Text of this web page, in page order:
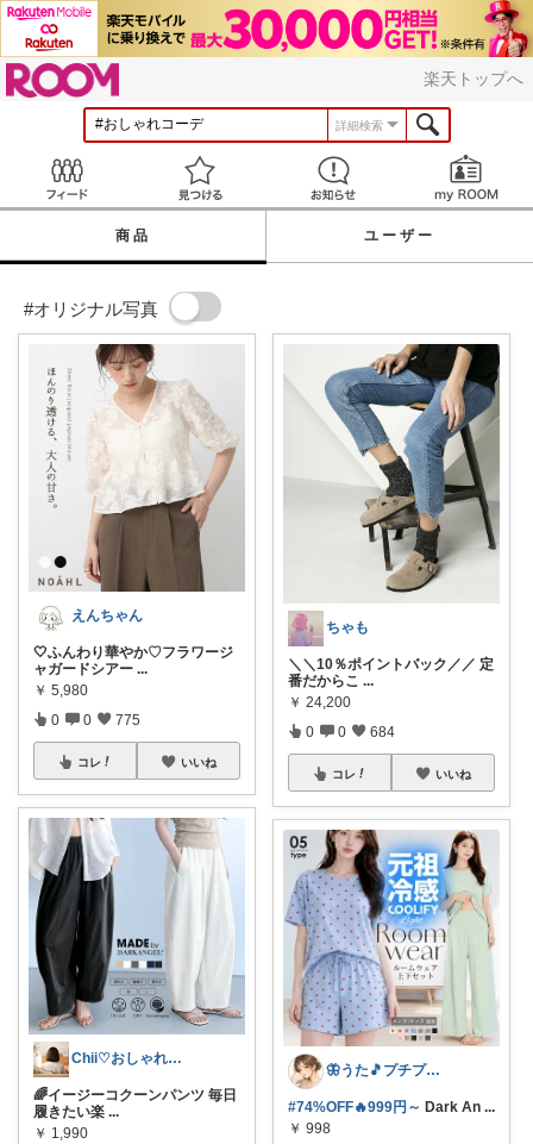
楽天トップへ
詳細検索
見つける お知らせ
商品 ユーザー
#オリジナル写真
えんちゃん
🤍ふんわり華やか♡フラワージ
ャガードシアー ...
￥ 5,980
0 0 775
コレ いいね
Chii♡おしゃれで可愛いもの
🌈イージーコクーンパンツ 毎日
履きたい楽 ...
￥ 1,990
ちゃも
＼＼10％ポイントバック／／ 定
番だからこ ...
￥ 24,200
0 0 684
コレ いいね
🦋うた🎵プチプラでも妥協したくない
#74%OFF🔥999円～ Dark An ...
￥ 998